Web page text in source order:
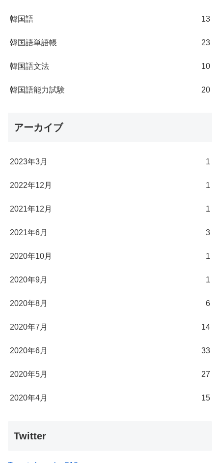
韓国語 13
韓国語単語帳 23
韓国語文法 10
韓国語能力試験 20
アーカイブ
2023年3月 1
2022年12月 1
2021年12月 1
2021年6月 3
2020年10月 1
2020年9月 1
2020年8月 6
2020年7月 14
2020年6月 33
2020年5月 27
2020年4月 15
Twitter